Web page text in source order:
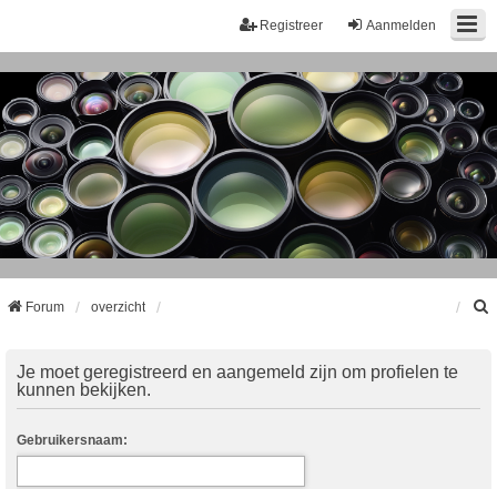
Aanmelden
Registreer
Forum overzicht
Je moet geregistreerd en aangemeld zijn om profielen te
kunnen bekijken.
Gebruikersnaam: